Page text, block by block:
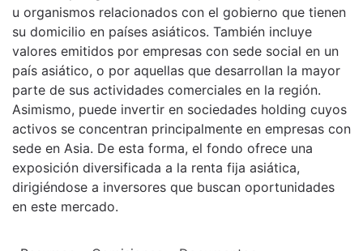
u organismos relacionados con el gobierno que tienen
su domicilio en países asiáticos. También incluye
valores emitidos por empresas con sede social en un
país asiático, o por aquellas que desarrollan la mayor
parte de sus actividades comerciales en la región.
Asimismo, puede invertir en sociedades holding cuyos
activos se concentran principalmente en empresas con
sede en Asia. De esta forma, el fondo ofrece una
exposición diversificada a la renta fija asiática,
dirigiéndose a inversores que buscan oportunidades
en este mercado.